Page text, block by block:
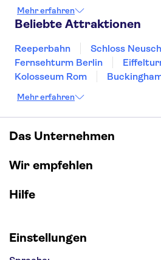
Stuttgart
Heidelberg
Mehr erfahren
Beliebte Attraktionen
Reeperbahn
Schloss
Fernsehturm Berlin
Kolosseum Rom
Sagrada Familia
Moulin Rouge
Burj Khalifa
London Eye
Elbphilharmonie
Mehr erfahren
Das Unternehmen
Wir empfehlen
Hilfe
Einstellungen